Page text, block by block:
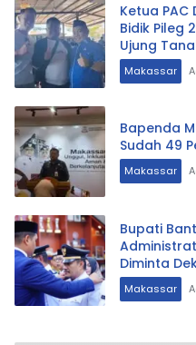
Ketua
Bidik Pileg
Ujung
Makassar
Bapenda
Sudah 49
Makassar
Bupati
Diminta
Makassar